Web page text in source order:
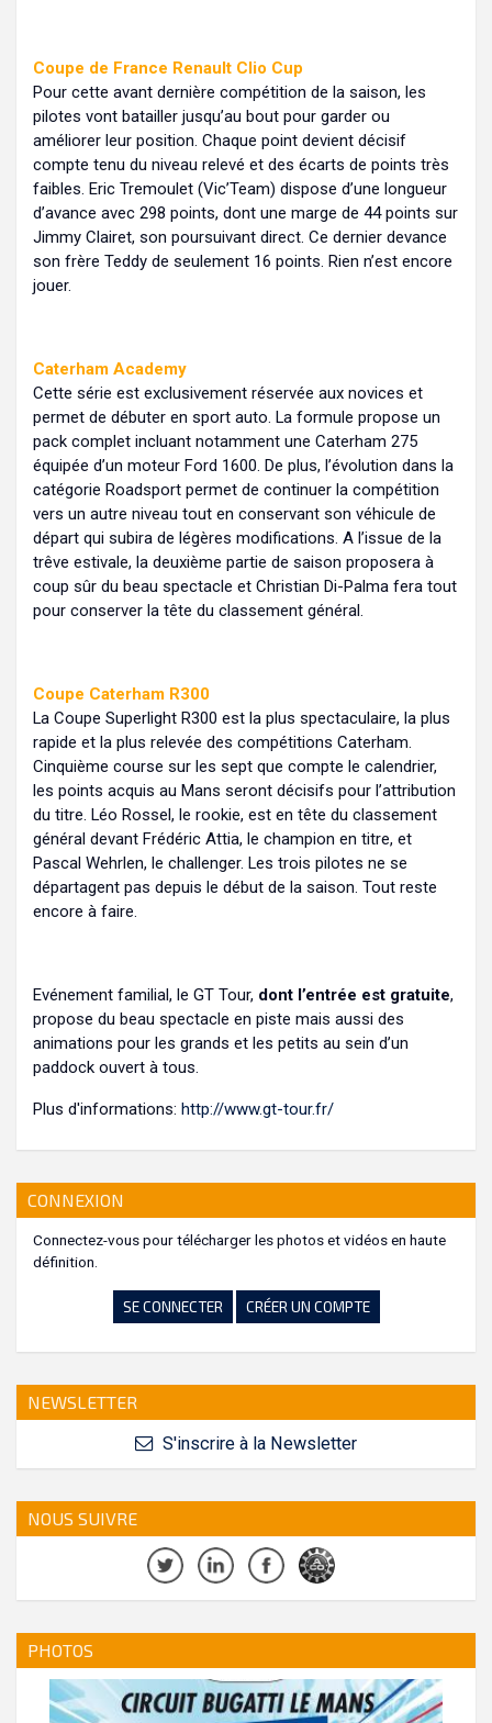
Coupe de France Renault Clio Cup
Pour cette avant dernière compétition de la saison, les
pilotes vont batailler jusqu’au bout pour garder ou
améliorer leur position. Chaque point devient décisif
compte tenu du niveau relevé et des écarts de points très
faibles. Eric Tremoulet (Vic’Team) dispose d’une longueur
d’avance avec 298 points, dont une marge de 44 points sur
Jimmy Clairet, son poursuivant direct. Ce dernier devance
son frère Teddy de seulement 16 points. Rien n’est encore
jouer.
Caterham Academy
Cette série est exclusivement réservée aux novices et
permet de débuter en sport auto. La formule propose un
pack complet incluant notamment une Caterham 275
équipée d’un moteur Ford 1600. De plus, l’évolution dans la
catégorie Roadsport permet de continuer la compétition
vers un autre niveau tout en conservant son véhicule de
départ qui subira de légères modifications. A l’issue de la
trêve estivale, la deuxième partie de saison proposera à
coup sûr du beau spectacle et Christian Di-Palma fera tout
pour conserver la tête du classement général.
Coupe Caterham R300
La Coupe Superlight R300 est la plus spectaculaire, la plus
rapide et la plus relevée des compétitions Caterham.
Cinquième course sur les sept que compte le calendrier,
les points acquis au Mans seront décisifs pour l’attribution
du titre. Léo Rossel, le rookie, est en tête du classement
général devant Frédéric Attia, le champion en titre, et
Pascal Wehrlen, le challenger. Les trois pilotes ne se
départagent pas depuis le début de la saison. Tout reste
encore à faire.
Evénement familial, le GT Tour, dont l’entrée est gratuite,
propose du beau spectacle en piste mais aussi des
animations pour les grands et les petits au sein d’un
paddock ouvert à tous.
Plus d'informations: http://www.gt-tour.fr/
CONNEXION
Connectez-vous pour télécharger les photos et vidéos en haute
définition.
SE CONNECTER CRÉER UN COMPTE
NEWSLETTER
S'inscrire à la Newsletter
NOUS SUIVRE
PHOTOS